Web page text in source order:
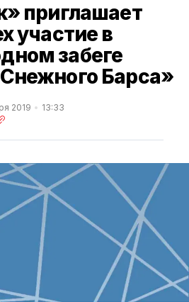
приглашает
участие в
забеге
Барса»
2019 13:33